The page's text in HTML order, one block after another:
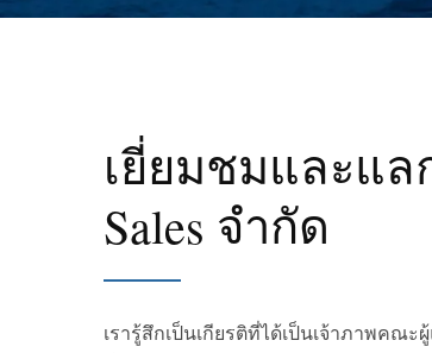
เยี่ยมชมและแ
Sales จำกัด
เรารู้สึกเป็นเกียรติที่ได้เป็นเจ้าภาพคณะ